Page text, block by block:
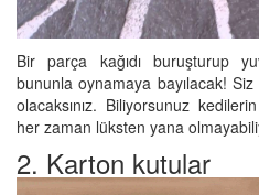
Bir parça kağıdı buruşturup
bununla oynamaya bayılacak!
olacaksınız. Biliyorsunuz
her zaman lüksten yana
2. Karton kutular